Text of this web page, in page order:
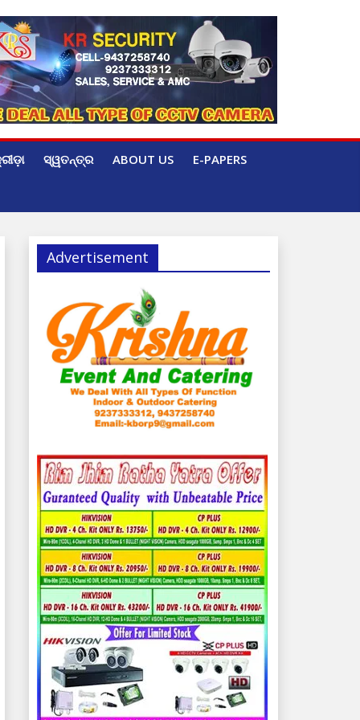
ସ୍ୱତନ୍ତ୍ର ABOUT US E-PAPERS
Advertisement